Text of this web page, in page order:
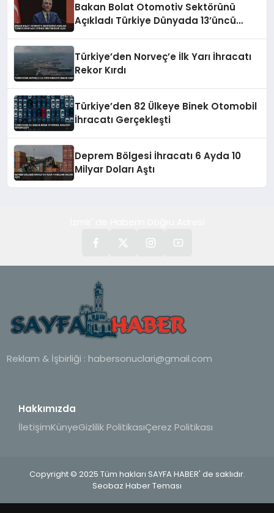
Bakan Bolat Otomotiv Sektörünü
Açıkladı Türkiye Dünyada 13’üncü
Türkiye’den Norveç’e İlk Yarı İhracatı
Rekor Kırdı
Türkiye’den 82 Ülkeye Binek Otomobil
İhracatı Gerçekleşti
Deprem Bölgesi İhracatı 6 Ayda 10
Milyar Doları Aştı
Reklam & İşbirliği : habersonuclari@gmail.com
Hakkımızda
İletişimKünyeGizlilik PolitikasıÇerez Politikası
Copyright © 2025 Tüm hakları SAYFA HABER' de saklıdır.
Seobaz Haber Teması